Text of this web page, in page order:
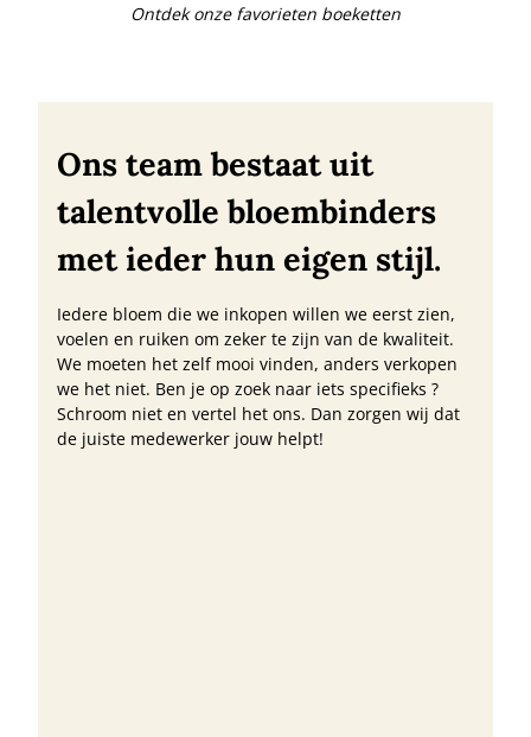
Ontdek onze favorieten boeketten
Ons team bestaat uit
talentvolle bloembinders
met ieder hun eigen stijl.
Iedere bloem die we inkopen willen we eerst zien,
voelen en ruiken om zeker te zijn van de kwaliteit.
We moeten het zelf mooi vinden, anders verkopen
we het niet. Ben je op zoek naar iets specifieks ?
Schroom niet en vertel het ons. Dan zorgen wij dat
de juiste medewerker jouw helpt!